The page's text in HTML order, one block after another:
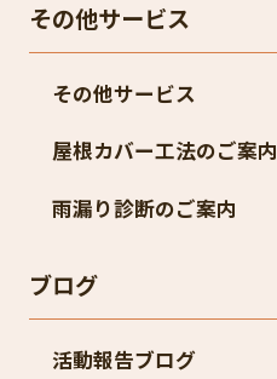
その他サービス
その他サービス
屋根カバー工法のご案内
雨漏り診断のご案内
ブログ
活動報告ブログ